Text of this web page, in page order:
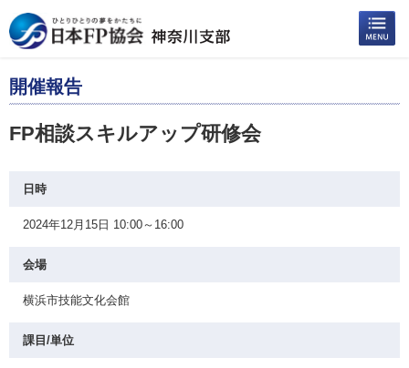
開催報告
FP相談スキルアップ研修会
日時
2024年12月15日 10:00～16:00
会場
横浜市技能文化会館
課目/単位